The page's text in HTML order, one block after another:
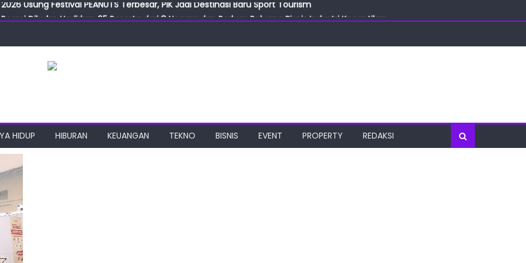
Dibuka, Hadirkan 65 Peserta dari 8 Negara dan Perluas Peluang Bisnis Industri Kecantikan
Usung Festival PEANUTS Terbesar, PIK Jadi Destinasi Baru Sport Tourism
HIDUP HIBURAN KEUANGAN TEKNO BISNIS EVENT PROPERTY REDAKSI